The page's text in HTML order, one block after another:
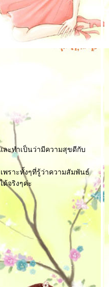
ละทำเป็นว่ามีความสุขดีกับ
พราะทั้งๆที่รู้ว่าความสัมพันธ์
จริงๆค่ะ